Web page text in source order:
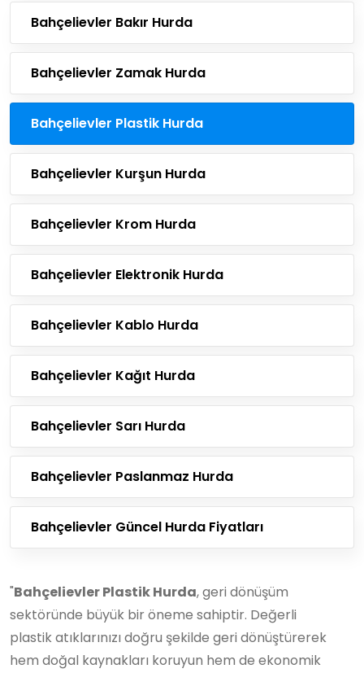
Bahçelievler Bakır Hurda
Bahçelievler Zamak Hurda
Bahçelievler Plastik Hurda
Bahçelievler Kurşun Hurda
Bahçelievler Krom Hurda
Bahçelievler Elektronik Hurda
Bahçelievler Kablo Hurda
Bahçelievler Kağıt Hurda
Bahçelievler Sarı Hurda
Bahçelievler Paslanmaz Hurda
Bahçelievler Güncel Hurda Fiyatları
"Bahçelievler Plastik Hurda, geri dönüşüm
sektöründe büyük bir öneme sahiptir. Değerli
plastik atıklarınızı doğru şekilde geri dönüştürerek
hem doğal kaynakları koruyun hem de ekonomik